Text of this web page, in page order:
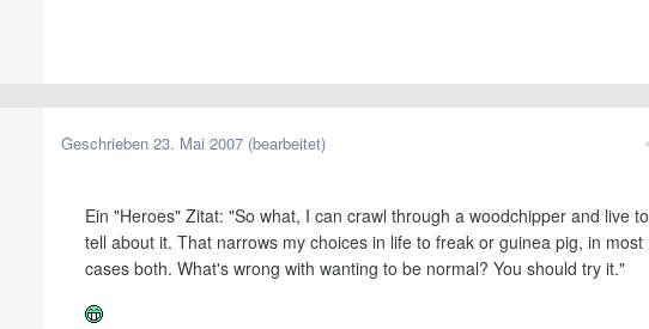
Geschrieben 23. Mai 2007 (bearbeitet)
Ein "Heroes" Zitat: "So what, I can crawl through a woodchipper and live to
tell about it. That narrows my choices in life to freak or guinea pig, in most
cases both. What's wrong with wanting to be normal? You should try it."